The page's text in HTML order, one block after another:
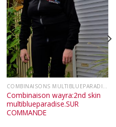
COMBINAISONS MULTIBLUEPARADISE
Combinaison wayra:2nd skin
multiblueparadise.SUR
COMMANDE